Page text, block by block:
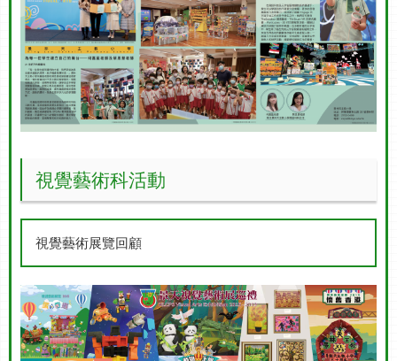
視覺藝術科活動
視覺藝術展覽回顧